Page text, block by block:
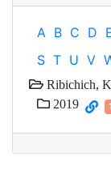
A B C D
S T U V
Ribichich,
2019